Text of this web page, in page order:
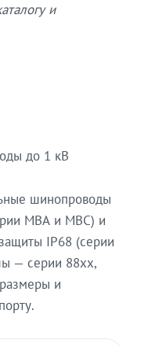
и
до 1 кВ
шинопроводы
МВА и МВС) и
IP68 (серии
— серии 88xx,
и